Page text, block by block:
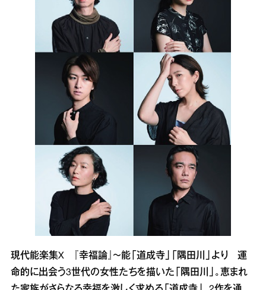
現代能楽集X 『幸福論』～能「道成寺」「隅田川」より 運
命的に出会う3世代の女性たちを描いた「隅田川」。恵まれ